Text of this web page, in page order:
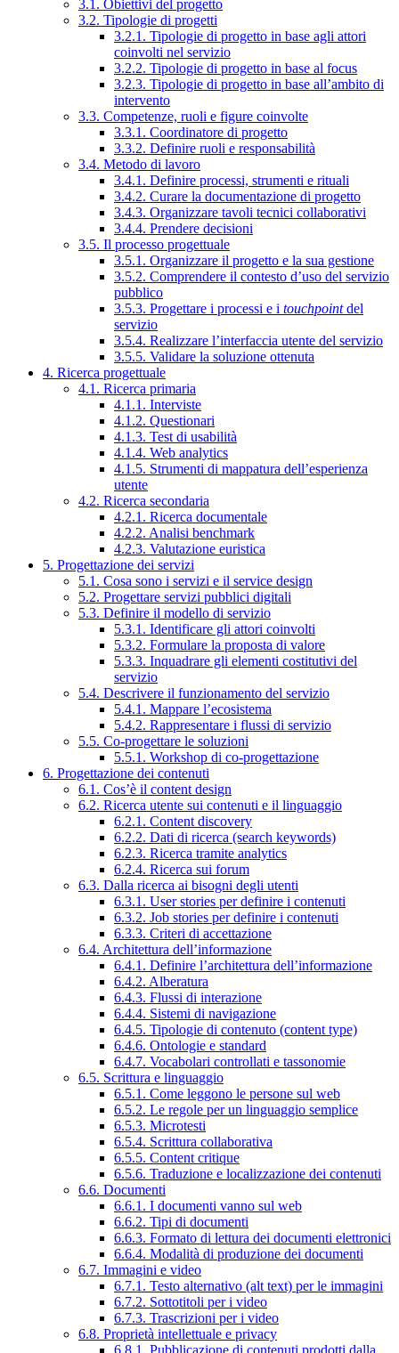
3.1. Obiettivi del progetto
3.2. Tipologie di progetti
3.2.1. Tipologie di progetto in base agli attori
coinvolti nel servizio
3.2.2. Tipologie di progetto in base al focus
3.2.3. Tipologie di progetto in base all’ambito di
intervento
3.3. Competenze, ruoli e figure coinvolte
3.3.1. Coordinatore di progetto
3.3.2. Definire ruoli e responsabilità
3.4. Metodo di lavoro
3.4.1. Definire processi, strumenti e rituali
3.4.2. Curare la documentazione di progetto
3.4.3. Organizzare tavoli tecnici collaborativi
3.4.4. Prendere decisioni
3.5. Il processo progettuale
3.5.1. Organizzare il progetto e la sua gestione
3.5.2. Comprendere il contesto d’uso del servizio
pubblico
3.5.3. Progettare i processi e i touchpointdel
servizio
3.5.4. Realizzare l’interfaccia utente del servizio
3.5.5. Validare la soluzione ottenuta
4. Ricerca progettuale
4.1. Ricerca primaria
4.1.1. Interviste
4.1.2. Questionari
4.1.3. Test di usabilità
4.1.4. Web analytics
4.1.5. Strumenti di mappatura dell’esperienza
utente
4.2. Ricerca secondaria
4.2.1. Ricerca documentale
4.2.2. Analisi benchmark
4.2.3. Valutazione euristica
5. Progettazione dei servizi
5.1. Cosa sono i servizi e il service design
5.2. Progettare servizi pubblici digitali
5.3. Definire il modello di servizio
5.3.1. Identificare gli attori coinvolti
5.3.2. Formulare la proposta di valore
5.3.3. Inquadrare gli elementi costitutivi del
servizio
5.4. Descrivere il funzionamento del servizio
5.4.1. Mappare l’ecosistema
5.4.2. Rappresentare i flussi di servizio
5.5. Co-progettare le soluzioni
5.5.1. Workshop di co-progettazione
6. Progettazione dei contenuti
6.1. Cos’è il content design
6.2. Ricerca utente sui contenuti e il linguaggio
6.2.1. Content discovery
6.2.2. Dati di ricerca (search keywords)
6.2.3. Ricerca tramite analytics
6.2.4. Ricerca sui forum
6.3. Dalla ricerca ai bisogni degli utenti
6.3.1. User stories per definire i contenuti
6.3.2. Job stories per definire i contenuti
6.3.3. Criteri di accettazione
6.4. Architettura dell’informazione
6.4.1. Definire l’architettura dell’informazione
6.4.2. Alberatura
6.4.3. Flussi di interazione
6.4.4. Sistemi di navigazione
6.4.5. Tipologie di contenuto (content type)
6.4.6. Ontologie e standard
6.4.7. Vocabolari controllati e tassonomie
6.5. Scrittura e linguaggio
6.5.1. Come leggono le persone sul web
6.5.2. Le regole per un linguaggio semplice
6.5.3. Microtesti
6.5.4. Scrittura collaborativa
6.5.5. Content critique
6.5.6. Traduzione e localizzazione dei contenuti
6.6. Documenti
6.6.1. I documenti vanno sul web
6.6.2. Tipi di documenti
6.6.3. Formato di lettura dei documenti elettronici
6.6.4. Modalità di produzione dei documenti
6.7. Immagini e video
6.7.1. Testo alternativo (alt text) per le immagini
6.7.2. Sottotitoli per i video
6.7.3. Trascrizioni per i video
6.8. Proprietà intellettuale e privacy
6.8.1. Pubblicazione di contenuti prodotti dalla